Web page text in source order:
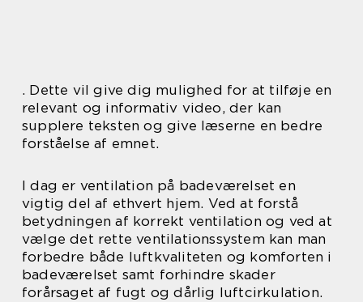
. Dette vil give dig mulighed for at tilføje en
relevant og informativ video, der kan
supplere teksten og give læserne en bedre
forståelse af emnet.
I dag er ventilation på badeværelset en
vigtig del af ethvert hjem. Ved at forstå
betydningen af korrekt ventilation og ved at
vælge det rette ventilationssystem kan man
forbedre både luftkvaliteten og komforten i
badeværelset samt forhindre skader
forårsaget af fugt og dårlig luftcirkulation.